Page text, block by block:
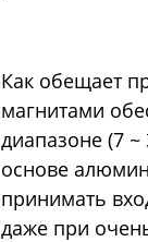
Как обещает
магнитами
диапазоне (7
основе
принимать
даже при